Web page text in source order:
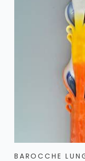
Festività e
Altre candele ed
BAROCCHE